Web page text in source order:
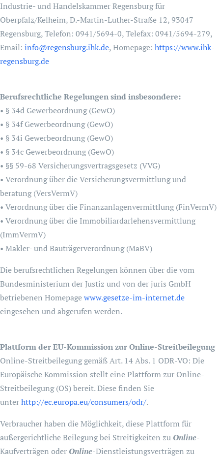
Industrie- und Handelskammer Regensburg für
Oberpfalz/Kelheim, D.-Martin-Luther-Straße 12, 93047
Regensburg, Telefon: 0941/5694-0, Telefax: 0941/5694-279,
Email: info@regensburg.ihk.de, Homepage: https://www.ihk-
regensburg.de
Berufsrechtliche Regelungen sind insbesondere:
• § 34d Gewerbeordnung (GewO)
• § 34f Gewerbeordnung (GewO)
• § 34i Gewerbeordnung (GewO)
• § 34c Gewerbeordnung (GewO)
• §§ 59-68 Versicherungsvertragsgesetz (VVG)
• Verordnung über die Versicherungsvermittlung und -
beratung (VersVermV)
• Verordnung über die Finanzanlagenvermittlung (FinVermV)
• Verordnung über die Immobiliardarlehensvermittlung
(ImmVermV)
• Makler- und Bauträgerverordnung (MaBV)
Die berufsrechtlichen Regelungen können über die vom
Bundesministerium der Justiz und von der juris GmbH
betriebenen Homepagewww.gesetze-im-internet.de
eingesehen und abgerufen werden.
Plattform der EU-Kommission zur Online-Streitbeilegung
Online-Streitbeilegung gemäß Art. 14 Abs. 1 ODR-VO: Die
Europäische Kommission stellt eine Plattform zur Online-
Streitbeilegung (OS) bereit. Diese finden Sie
unterhttp://ec.europa.eu/consumers/odr/.
Verbraucher haben die Möglichkeit, diese Plattform für
außergerichtliche Beilegung bei Streitigkeiten zu Online-
Kaufverträgen oder Online-Dienstleistungsverträgen zu